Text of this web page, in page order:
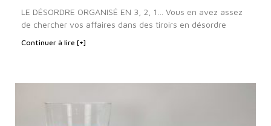
LE DÉSORDRE ORGANISÉ EN 3, 2, 1… Vous en avez assez
de chercher vos affaires dans des tiroirs en désordre
Continuer à lire [+]